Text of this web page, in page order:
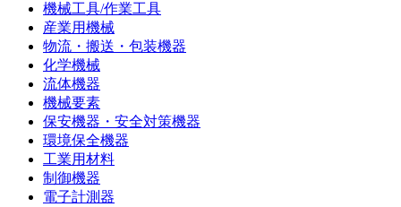
機械工具/作業工具
産業用機械
物流・搬送・包装機器
化学機械
流体機器
機械要素
保安機器・安全対策機器
環境保全機器
工業用材料
制御機器
電子計測器